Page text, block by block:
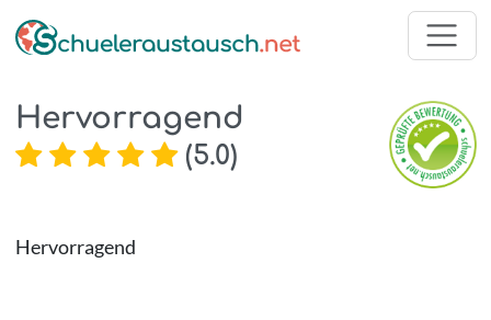
Hervorragend
(5.0)
Hervorragend